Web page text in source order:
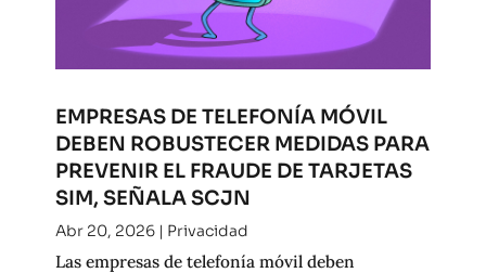
EMPRESAS DE TELEFONÍA MÓVIL
DEBEN ROBUSTECER MEDIDAS PARA
PREVENIR EL FRAUDE DE TARJETAS
SIM, SEÑALA SCJN
Abr 20, 2026| Privacidad
Las empresas de telefonía móvil deben